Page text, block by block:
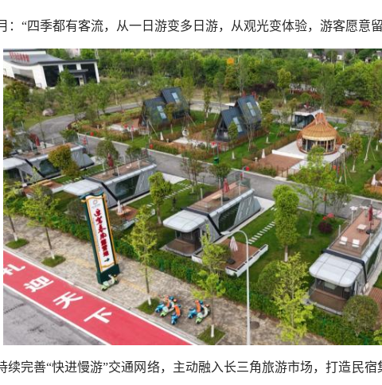
：“四季都有客流，从一日游变多日游，从观光变体验，游客愿意
续完善“快进慢游”交通网络，主动融入长三角旅游市场，打造民